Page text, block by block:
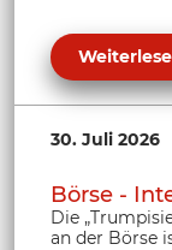
30. Juli 2026
Börse -
Die
an der Börse